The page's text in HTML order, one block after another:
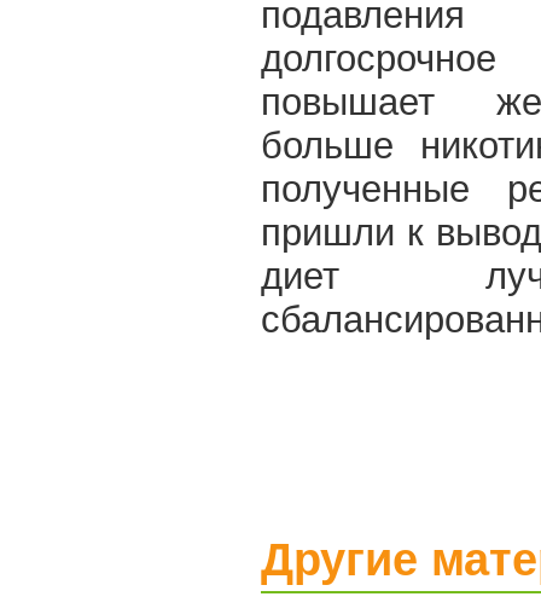
повышает
больше
полученные
пришли к
диет
Другие